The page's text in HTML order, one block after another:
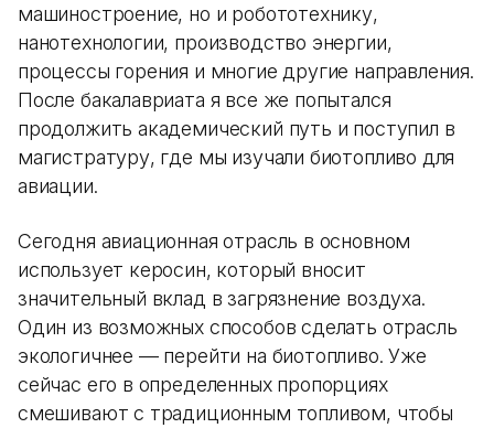
машиностроение, но и робототехнику,
нанотехнологии, производство энергии,
процессы горения и многие другие направления.
После бакалавриата я все же попытался
продолжить академический путь и поступил в
магистратуру, где мы изучали биотопливо для
авиации.
Сегодня авиационная отрасль в основном
использует керосин, который вносит
значительный вклад в загрязнение воздуха.
Один из возможных способов сделать отрасль
экологичнее — перейти на биотопливо. Уже
сейчас его в определенных пропорциях
смешивают с традиционным топливом, чтобы